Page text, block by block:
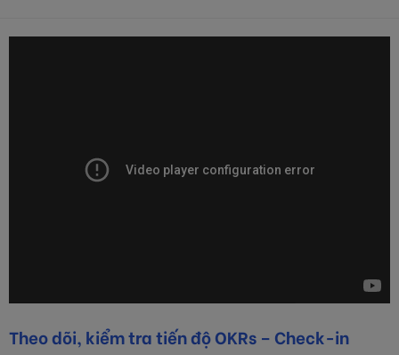
Theo dõi, kiểm tra tiến độ OKRs – Check-in